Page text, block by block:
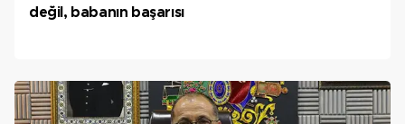
değil, babanın başarısı